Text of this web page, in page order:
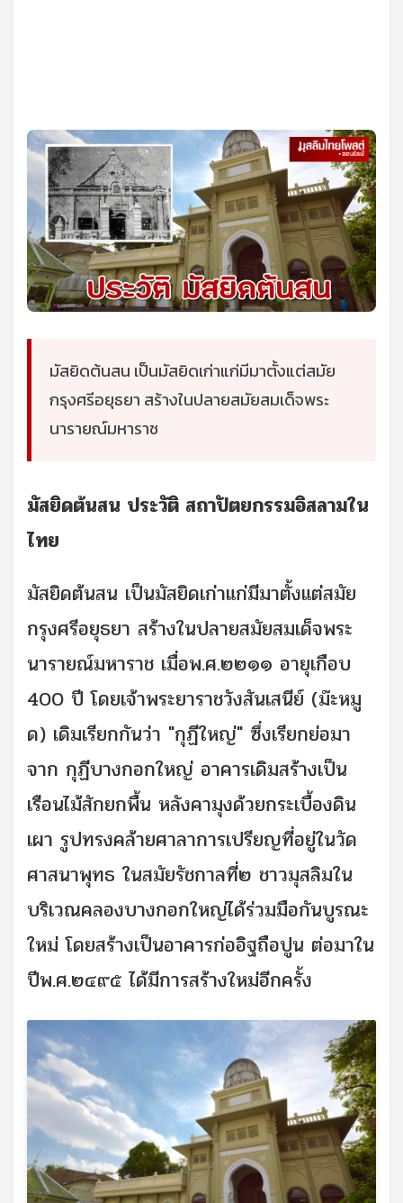
มัสยิดต้นสน เป็นมัสยิดเก่าแก่มีมาตั้งแต่สมัย
กรุงศรีอยุธยา สร้างในปลายสมัยสมเด็จพระ
นารายณ์มหาราช
มัสยิดต้นสน ประวัติ สถาปัตยกรรมอิสลามใน
ไทย
มัสยิดต้นสน เป็นมัสยิดเก่าแก่มีมาตั้งแต่สมัย
กรุงศรีอยุธยา สร้างในปลายสมัยสมเด็จพระ
นารายณ์มหาราช เมื่อพ.ศ.๒๒๑๑ อายุเกือบ
400 ปี โดยเจ้าพระยาราชวังสันเสนีย์ (ม๊ะหมู
ด) เดิมเรียกกันว่า "กุฏีใหญ่" ซึ่งเรียกย่อมา
จาก กุฏีบางกอกใหญ่ อาคารเดิมสร้างเป็น
เรือนไม้สักยกพื้น หลังคามุงด้วยกระเบื้องดิน
เผา รูปทรงคล้ายศาลาการเปรียญที่อยู่ในวัด
ศาสนาพุทธ ในสมัยรัชกาลที่๒ ชาวมุสลิมใน
บริเวณคลองบางกอกใหญ่ได้ร่วมมือกันบูรณะ
ใหม่ โดยสร้างเป็นอาคารก่ออิฐถือปูน ต่อมาใน
ปีพ.ศ.๒๔๙๕ ได้มีการสร้างใหม่อีกครั้ง